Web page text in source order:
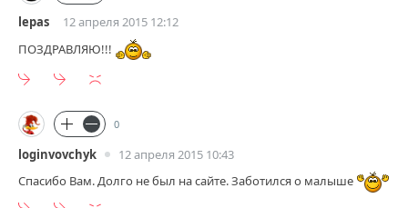
lepas
12 апреля 2015 12:12
ПОЗДРАВЛЯЮ!!!
0
loginvovchyk
12 апреля 2015 10:43
Спасибо Вам. Долго не был на сайте. Заботился о малыше